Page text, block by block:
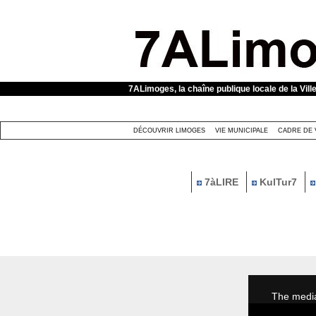
7ALimoges, la chaîne publique locale de la
DÉCOUVRIR LIMOGES VIE MUNICIPALE CADRE DE
7àLIRE KulTur7